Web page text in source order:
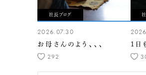
社長ブログ
2026.07.30
お母さんのよう、、、
292
1日